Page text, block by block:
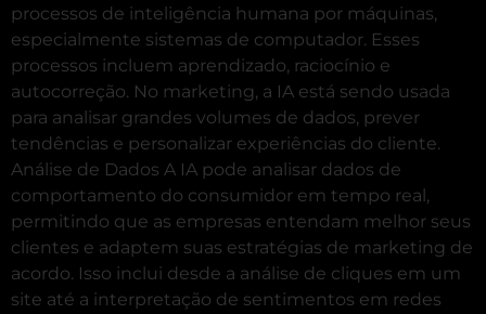
processos de inteligência humana por máquinas,
especialmente sistemas de computador. Esses
processos incluem aprendizado, raciocínio e
autocorreção. No marketing, a IA está sendo usada
para analisar grandes volumes de dados, prever
tendências e personalizar experiências do cliente.
Análise de Dados A IA pode analisar dados de
comportamento do consumidor em tempo real,
permitindo que as empresas entendam melhor seus
clientes e adaptem suas estratégias de marketing de
acordo. Isso inclui desde a análise de cliques em um
site até a interpretação de sentimentos em redes